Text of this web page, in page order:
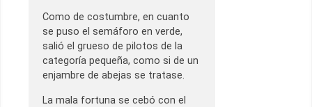
Como de costumbre, en cuanto
se puso el semáforo en verde,
salió el grueso de pilotos de la
categoría pequeña, como si de un
enjambre de abejas se tratase.
La mala fortuna se cebó con el